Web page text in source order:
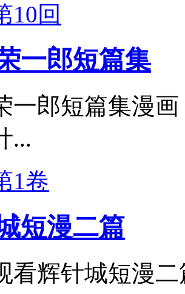
10回
一郎短篇集
一郎短篇集漫
...
1卷
短漫二篇
看辉针城短漫二